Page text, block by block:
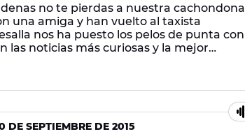
no te pierdas a nuestra cachondona
una amiga y han vuelto al taxista
nos ha puesto los pelos de punta con
las noticias más curiosas y la mejor
DE SEPTIEMBRE DE 2015